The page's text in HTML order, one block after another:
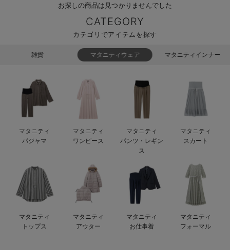
親子コーデ｜ママとベビーにおすすめ！
Gift Selection 出産祝い
保育園・入園準備特集
ファルスカ
デロンギ
お探しの商品は見つかりませんでした
CATEGORY
カテゴリでアイテムを探す
雑貨 マタニティウェア マタニティインナー
マタニティ
パジャマ
マタニティ
ワンピース
マタニティ
パンツ・レギン
ス
マタニティ
スカート
マタニティ
トップス
マタニティ
アウター
マタニティ
お仕事着
マタニティ
フォーマル